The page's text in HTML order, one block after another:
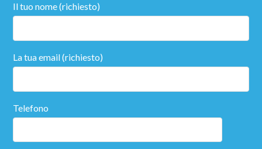
Il tuo nome (richiesto)
La tua email (richiesto)
Telefono